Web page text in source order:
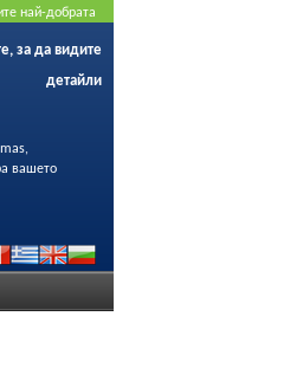
най-добрата
за да видите
детайли
вашето